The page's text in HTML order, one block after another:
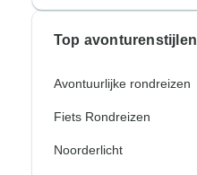
Top avonturenstijlen
Avontuurlijke rondreizen
Fiets Rondreizen
Noorderlicht